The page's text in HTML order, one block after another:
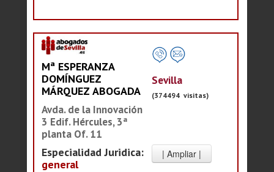
Mª ESPERANZA
DOMÍNGUEZ
MÁRQUEZ ABOGADA
Avda. de la Innovación
3 Edif. Hércules, 3ª
planta Of. 11
Especialidad Juridica:
general
Sevilla
(374494 visitas)